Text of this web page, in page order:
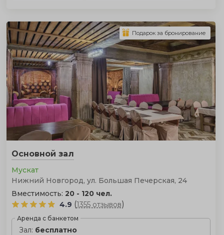
Основной зал
Мускат
Нижний Новгород, ул. Большая Печерская, 24
Вместимость: 20 - 120 чел.
4.9 (1355 отзывов)
Аренда с банкетом
Зал: бесплатно
Подарок за бронирование